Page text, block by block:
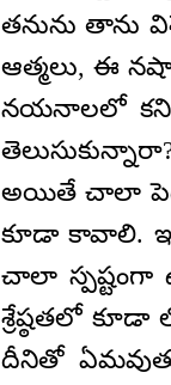
తనును తాను
ఆత్మలు, ఈ
నయనాలలో
అయితే చాలా
కూడా కావాలి.
చాలా స్పష్టంగా
శ్రేష్ఠతలో కూడా
దీనితో